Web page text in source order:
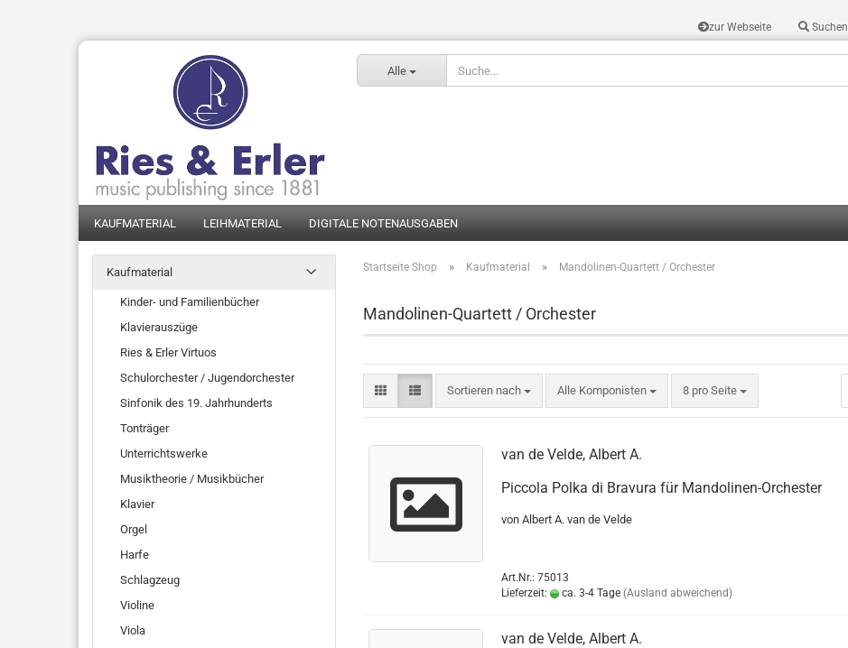
zur Webseite Suchen
Alle
KAUFMATERIAL LEIHMATERIAL DIGITALE NOTENAUSGABEN
Startseite Shop » Kaufmaterial » Mandolinen-Quartett / Orchester
Mandolinen-Quartett / Orchester
Sortieren nach Alle Komponisten 8 pro Seite
van de Velde, Albert A.
Piccola Polka di Bravura für Mandolinen-Orchester
von Albert A. van de Velde
Art.Nr.: 75013
Lieferzeit:
ca. 3-4 Tage (Ausland abweichend)
van de Velde, Albert A.
Kaufmaterial
Kinder- und Familienbücher
Klavierauszüge
Ries & Erler Virtuos
Schulorchester / Jugendorchester
Sinfonik des 19. Jahrhunderts
Tonträger
Unterrichtswerke
Musiktheorie / Musikbücher
Klavier
Orgel
Harfe
Schlagzeug
Violine
Viola